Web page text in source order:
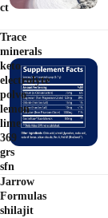
ct
Trace
minerals
keto
electrolyte
polvo
lemon
lime
369
grs
sfn
Jarrow
Formulas
shilajit